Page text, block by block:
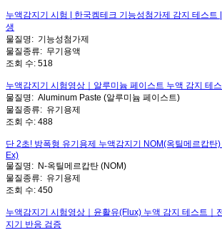
누액감지기 시험 | 한국켐테크 기능성첨가제 감지 테스트
생
물질명: 기능성첨가제
물질종류: 무기용액
조회 수: 518
누액감지기 시험영상｜알루미늄 페이스트 누액 감지 테
물질명: Aluminum Paste (알루미늄 페이스트)
물질종류: 유기용제
조회 수: 488
단 2초! 방폭형 유기용제 누액감지기 NOM(옥틸메르캅탄
Ex)
물질명: N-옥틸메르캅탄 (NOM)
물질종류: 유기용제
조회 수: 450
누액감지기 시험영상｜윤활유(Flux) 누액 감지 테스트｜
지기 반응 검증